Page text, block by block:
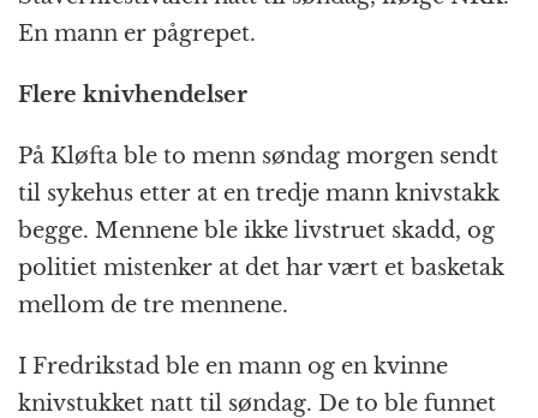
En mann er pågrepet.
Flere knivhendelser
På Kløfta ble to menn søndag morgen sendt
til sykehus etter at en tredje mann knivstakk
begge. Mennene ble ikke livstruet skadd, og
politiet mistenker at det har vært et basketak
mellom de tre mennene.
I Fredrikstad ble en mann og en kvinne
knivstukket natt til søndag. De to ble funnet